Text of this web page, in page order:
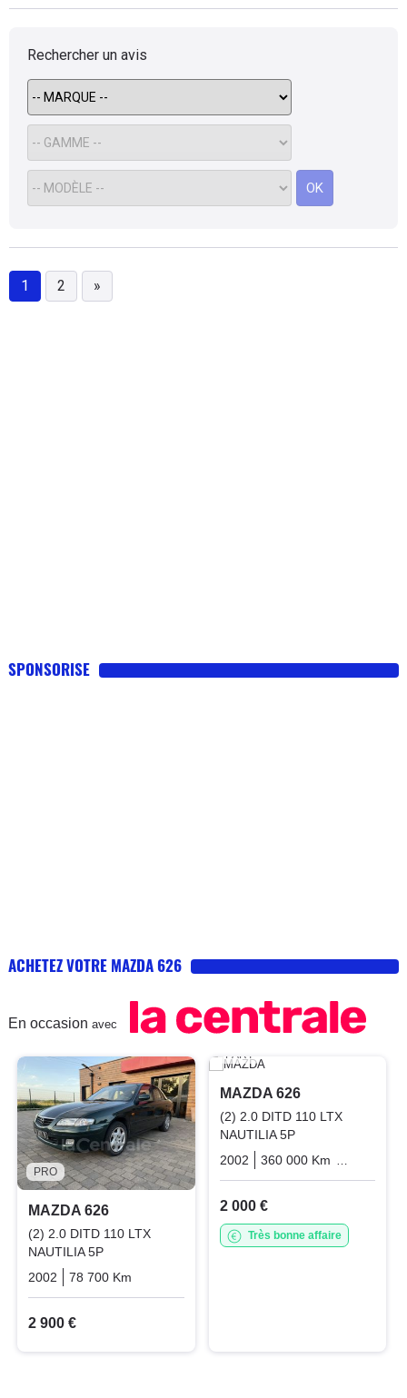
actuellement 255.000km sinon entretien
perso +un jeu de plaquettes AV/AR disques
d'origine 2m/m d'usure pas de
consommation d'huile entre les
10.0000kmde vidange,quelques
rossignols,sinon ça roule consommation
7/7.5l vais certainement changer pour une
honda civic 9G 1.8 essence ...vu les
Rechercher un avis
OK
1 2 »
SPONSORISE
ACHETEZ VOTRE MAZDA 626
En occasion avec
PRO
MAZDA 626
(2) 2.0 DITD 110 LTX
NAUTILIA 5P
2002
78 700 Km
2 900 €
PART
MAZDA 626
(2) 2.0 DITD 110 LTX
NAUTILIA 5P
2002
360 000 Km
2 000 €
Très bonne affaire